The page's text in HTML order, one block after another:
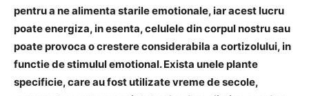
pentru a ne alimenta starile emotionale, iar acest lucru
poate energiza, in esenta, celulele din corpul nostru sau
poate provoca o crestere considerabila a cortizolului, in
functie de stimulul emotional. Exista unele plante
specificie, care au fost utilizate vreme de secole,